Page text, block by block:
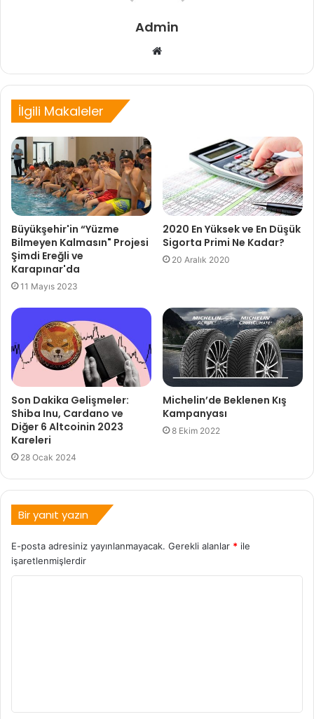
Admin
Web
İlgili Makaleler
Büyükşehir'in “Yüzme
Bilmeyen Kalmasın" Projesi
Şimdi Ereğli ve
Karapınar'da
11 Mayıs 2023
2020 En Yüksek ve En Düşük
Sigorta Primi Ne Kadar?
20 Aralık 2020
Son Dakika Gelişmeler:
Shiba Inu, Cardano ve
Diğer 6 Altcoinin 2023
Kareleri
28 Ocak 2024
Michelin’de Beklenen Kış
Kampanyası
8 Ekim 2022
Bir yanıt yazın
E-posta adresiniz yayınlanmayacak. Gerekli alanlar * ile
işaretlenmişlerdir